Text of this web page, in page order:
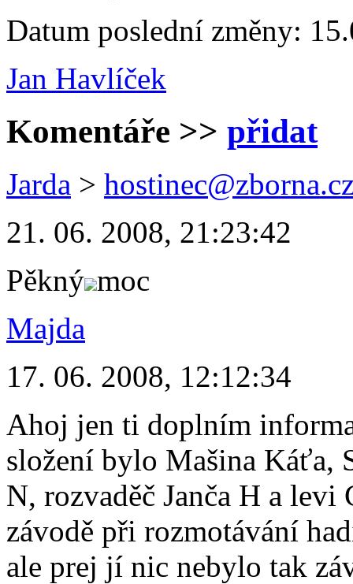
Datum poslední změny:
Jan Havlíček
Komentáře >> přidat
Jarda >
21. 06. 2008, 21:23:42
Pěkný moc
Majda
17. 06. 2008, 12:12:34
Ahoj jen ti doplním
složení bylo Mašina Káťa,
N, rozvaděč Janča H a levi
závodě při rozmotávání
ale prej jí nic nebylo tak